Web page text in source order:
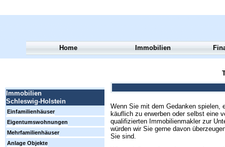
Wenn Sie mit dem Gedanken
käuflich zu erwerben oder selbst eine
qualifizierten Immobilienmakler zur
würden wir Sie gerne davon
Sie sind.
Home Immobilien
Immobilien
Schleswig-Holstein
Einfamilienhäuser
Eigentumswohnungen
Mehrfamilienhäuser
Anlage Objekte